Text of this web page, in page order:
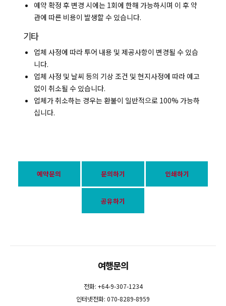
예약 확정 후 변경 시에는 1회에 한해 가능하시며 이 후 약
관에 따른 비용이 발생할 수 있습니다.
기타
업체 사정에 따라 투어 내용 및 제공사항이 변경될 수 있습
니다.
업체 사정 및 날씨 등의 기상 조건 및 현지사정에 따라 예고
없이 취소될 수 있습니다.
업체가 취소하는 경우는 환불이 일반적으로 100% 가능하
십니다.
예약문의 문의하기 인쇄하기
공유하기
여행문의
전화: +64-9-307-1234
인터넷전화: 070-8289-8959